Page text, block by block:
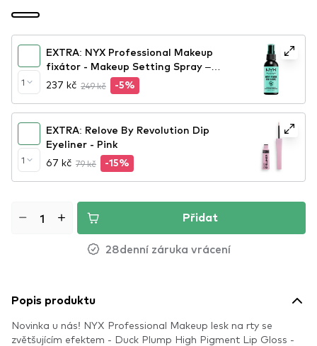
1
EXTRA: NYX Professional Makeup
fixátor - Makeup Setting Spray –
Dewy Finish (MSS02)
237 kč 249 kč -5%
1
EXTRA: Relove By Revolution Dip
Eyeliner - Pink
67 kč 79 kč -15%
Přidat
28denní záruka vrácení
Popis produktu
Novinka u nás! NYX Professional Makeup lesk na rty se
zvětšujícím efektem - Duck Plump High Pigment Lip Gloss -